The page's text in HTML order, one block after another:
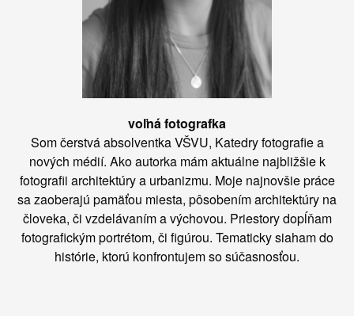
voľná fotografka
Som čerstvá absolventka VŠVU, Katedry fotografie a
nových médií. Ako autorka mám aktuálne najbližšie k
fotografii architektúry a urbanizmu. Moje najnovšie práce
sa zaoberajú pamäťou miesta, pôsobením architektúry na
človeka, či vzdelávaním a výchovou. Priestory dopĺňam
fotografickým portrétom, či figúrou. Tematicky siaham do
histórie, ktorú konfrontujem so súčasnosťou.